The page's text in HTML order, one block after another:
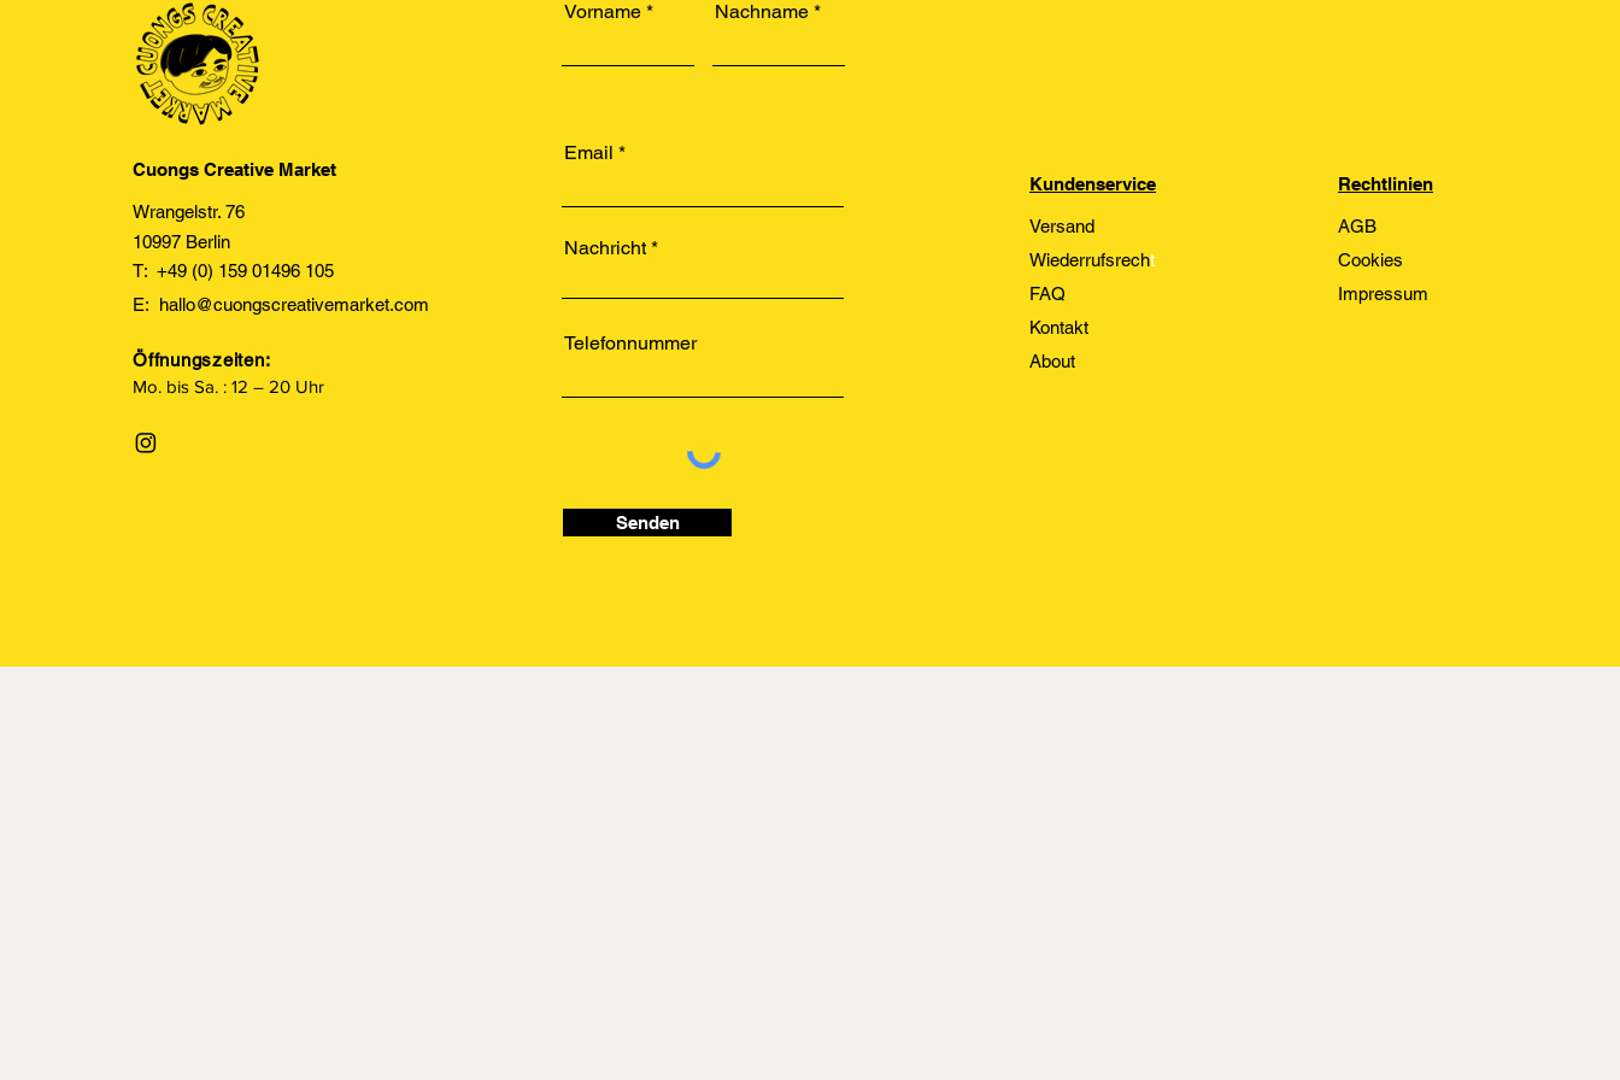
Cuongs Creative Market
Wrangelstr. 76
10997 Berlin
T: +49 (0) 159 01496 105
E: hallo@cuongscreativemarket.com
Öffnungszeiten:
Mo. bis Sa. : 12 – 20 Uhr
Vorname Nachname
Email
Nachricht
Telefonnummer
Senden
Kundenservice
Versand
Wiederrufsrecht
FAQ
Kontakt
About
Rechtlinien
AGB
Cookies
Impressum